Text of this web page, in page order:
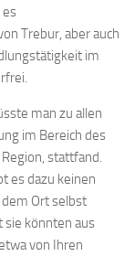
es
Trebur, aber auch
im
man zu allen
im Bereich des
stattfand.
es dazu keinen
dem Ort selbst
sie könnten aus
von Ihren